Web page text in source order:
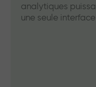
analytiques
une seule interface